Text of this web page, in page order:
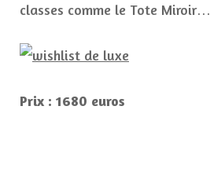
classes comme le Tote Miroir…
Prix : 1680 euros